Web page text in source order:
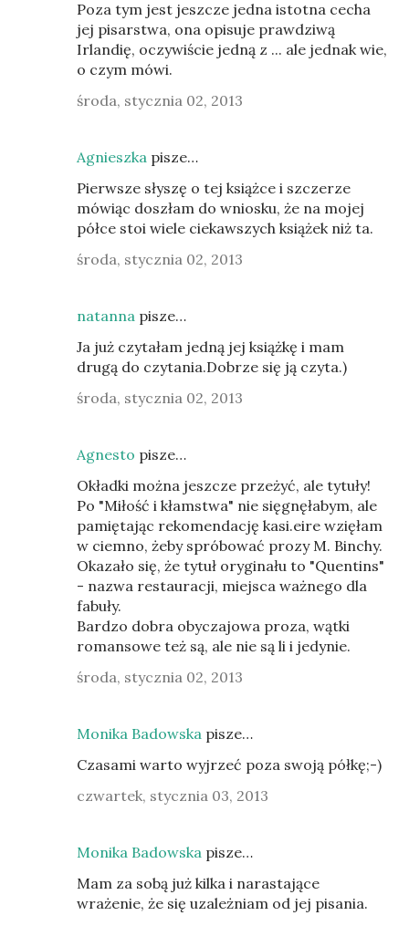
Poza tym jest jeszcze jedna istotna cecha
jej pisarstwa, ona opisuje prawdziwą
Irlandię, oczywiście jedną z ... ale jednak wie,
o czym mówi.
środa, stycznia 02, 2013
Agnieszka pisze…
Pierwsze słyszę o tej książce i szczerze
mówiąc doszłam do wniosku, że na mojej
półce stoi wiele ciekawszych książek niż ta.
środa, stycznia 02, 2013
natanna pisze…
Ja już czytałam jedną jej książkę i mam
drugą do czytania.Dobrze się ją czyta.)
środa, stycznia 02, 2013
Agnesto pisze…
Okładki można jeszcze przeżyć, ale tytuły!
Po "Miłość i kłamstwa" nie sięgnęłabym, ale
pamiętając rekomendację kasi.eire wzięłam
w ciemno, żeby spróbować prozy M. Binchy.
Okazało się, że tytuł oryginału to "Quentins"
- nazwa restauracji, miejsca ważnego dla
fabuły.
Bardzo dobra obyczajowa proza, wątki
romansowe też są, ale nie są li i jedynie.
środa, stycznia 02, 2013
Monika Badowska pisze…
Czasami warto wyjrzeć poza swoją półkę;-)
czwartek, stycznia 03, 2013
Monika Badowska pisze…
Mam za sobą już kilka i narastające
wrażenie, że się uzależniam od jej pisania.